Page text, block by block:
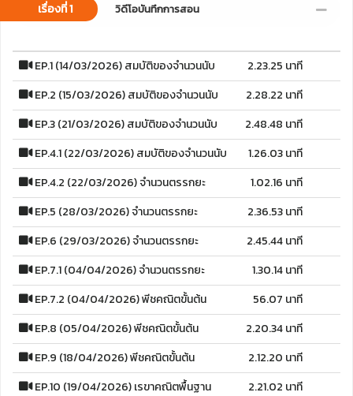
เรื่องที่ 1 วิดีโอบันทึกการสอน
EP.1 (14/03/2026) สมบัติของจำนวนนับ
2.23.25 นาที
EP.2 (15/03/2026) สมบัติของจำนวนนับ
2.28.22 นาที
EP.3 (21/03/2026) สมบัติของจำนวนนับ
2.48.48 นาที
EP.4.1 (22/03/2026) สมบัติของจำนวนนับ
1.26.03 นาที
EP.4.2 (22/03/2026) จำนวนตรรกยะ
1.02.16 นาที
EP.5 (28/03/2026) จำนวนตรรกยะ
2.36.53 นาที
EP.6 (29/03/2026) จำนวนตรรกยะ
2.45.44 นาที
EP.7.1 (04/04/2026) จำนวนตรรกยะ
1.30.14 นาที
EP.7.2 (04/04/2026) พีชคณิตขั้นต้น
56.07 นาที
EP.8 (05/04/2026) พีชคณิตขั้นต้น
2.20.34 นาที
EP.9 (18/04/2026) พีชคณิตขั้นต้น
2.12.20 นาที
EP.10 (19/04/2026) เรขาคณิตพื้นฐาน
2.21.02 นาที